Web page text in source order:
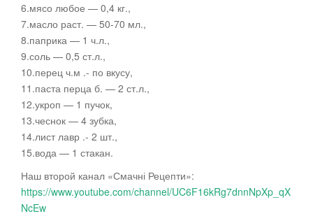
6.мясо любое — 0,4 кг.,
7.масло раст. — 50-70 мл.,
8.паприка — 1 ч.л.,
9.соль — 0,5 ст.л.,
10.перец ч.м .- по вкусу,
11.паста перца б. — 2 ст.л.,
12.укроп — 1 пучок,
13.чеснок — 4 зубка,
14.лист лавр .- 2 шт.,
15.вода — 1 стакан.
Наш второй канал «Смачні Рецепти»:
https://www.youtube.com/channel/UC6F16kRg7dnnNpXp_qX
NcEw